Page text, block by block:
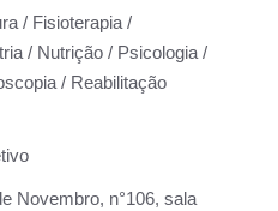
/ Fisioterapia /
/ Nutrição / Psicologia /
/ Reabilitação
Novembro, n°106, sala